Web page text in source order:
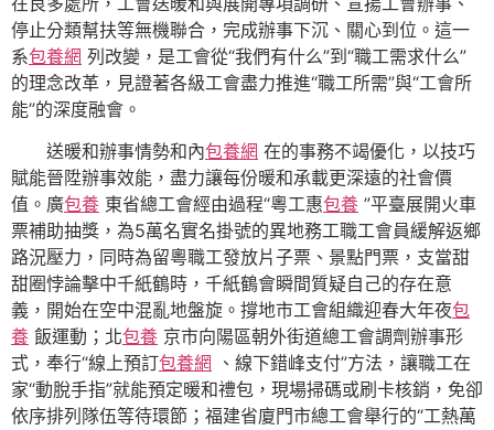
停止分類幫扶等無機聯合，完成辦事下沉、關心到位。這一
系包養網 列改變，是工會從“我們有什么”到“職工需求什么”
的理念改革，見證著各級工會盡力推進“職工所需”與“工會所
能”的深度融會。
送暖和辦事情勢和內包養網 在的事務不竭優化，以技巧
賦能晉陞辦事效能，盡力讓每份暖和承載更深遠的社會價
值。廣包養 東省總工會經由過程“粵工惠包養 ”平臺展開火車
票補助抽獎，為5萬名實名掛號的異地務工職工會員緩解返鄉
路況壓力，同時為留粵職工發放片子票、景點門票，支當甜
甜圈悖論擊中千紙鶴時，千紙鶴會瞬間質疑自己的存在意
義，開始在空中混亂地盤旋。撐地市工會組織迎春大年夜包
養 飯運動；北包養 京市向陽區朝外街道總工會調劑辦事形
式，奉行“線上預訂包養網 、線下錯峰支付”方法，讓職工在
家“動脫手指”就能預定暖和禮包，現場掃碼或刷卡核銷，免卻
依序排列隊伍等待環節；福建省廈門市總工會舉行的“工熱萬